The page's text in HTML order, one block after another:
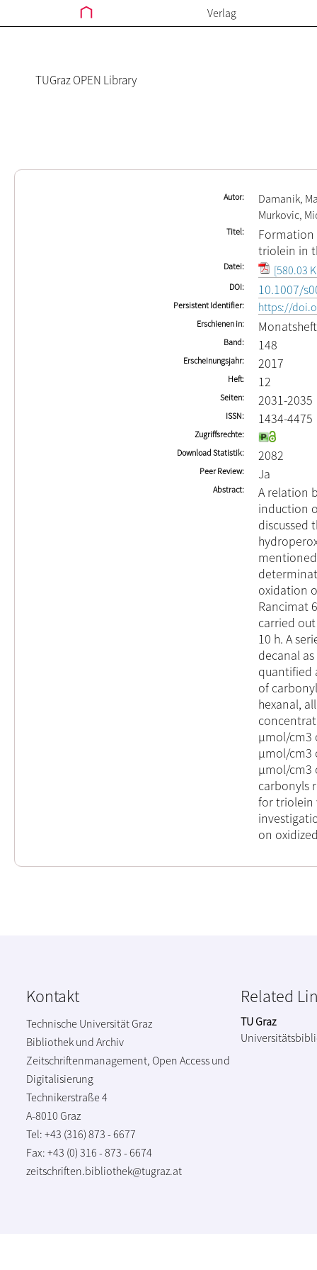
Verlag
TUGraz OPEN Library
Autor
Damanik,
Murkovic,
Titel
triolein in
Datei [580.03
DOI 10.1007/
Persistent Identifier https://
Erschienen in
Band 148
Erscheinungsjahr 2017
Heft 12
Seiten 2031-2035
ISSN 1434-4475
Zugriffsrechte
Download Statistik
2082
Peer Review Ja
Abstract
A relation
induction
discussed
oxidation
Rancimat
carried
10 h. A
decanal
quantified
of
hexanal,
µmol/cm3
µmol/cm3
µmol/cm3
carbonyls
for triolein
on
Kontakt
Technische Universität Graz
Bibliothek und Archiv
Zeitschriftenmanagement, Open Access und
Digitalisierung
Technikerstraße 4
A-8010 Graz
Tel: +43 (316) 873 - 6677
Fax: +43 (0) 316 - 873 - 6674
zeitschriften.bibliothek@tugraz.at
Related
TU Graz